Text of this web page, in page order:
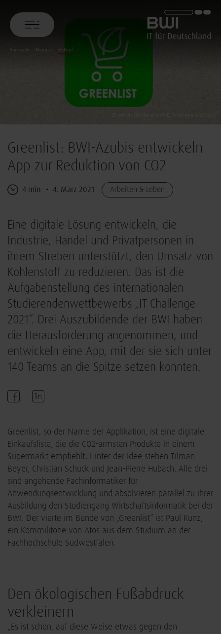
BWI GmbH
Startseite Magazin Artikel
Greenlist: BWI-Azubis entwickeln
App zur Reduktion von CO2
4 min 4. März 2021 Arbeiten & Leben
Eine digitale Lösung entwickeln, die
Industrie, Handel und Privatpersonen in
ihrem Streben unterstützt, den Umsatz von
Kohlenstoff zu reduzieren. Das ist die
Aufgabenstellung des internationalen
Studierendenwettbewerbs „IT Challenge
2021“. Drei Auszubildende der BWI haben
die Herausforderung angenommen, und
entwickeln eine App, mit der sie sich unter
140 Teams an die Spitze setzen konnten.
Greenlist, so der Name der Applikation, ist eine digitale
Einkaufsliste, die die CO2-ärmsten Produkte in einem
Supermarkt empfiehlt. Hinter der Idee stehen Tilman
Beyer, Christian Schuck und Jean-Pierre Hubach. Alle drei
sind angehende Fachinformatiker für
Anwendungsentwicklung und absolvieren parallel zu ihrer
Ausbildung den Studiengang Wirtschaftsinformatik bei der
BWI. Der vierte im Bunde von „Greenlist“ ist Paul Kunz,
ein Kommilitone von Atos aus dem Studium an der
Fachhochschule Südwestfalen.
Den ökologischen Fußabdruck
verkleinern
„Es ist schön, auf diese Weise etwas gegen den